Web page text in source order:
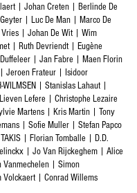
| Johan Creten | Berlinde De
| Luc De Man | Marco De
| Johan De Wit | Wim
| Ruth Devriendt | Eugène
| Jan Fabre | Maen Florin
| Jeroen Frateur | Isidoor
| Stanislas Lahaut |
Lefere | Christophe Lezaire
Martens | Kris Martin | Tony
| Sofie Muller | Stefan Papco
| Florian Tomballe | D.D.
| Jo Van Rijckeghem | Alice
Vanmechelen | Simon
| Conrad Willems